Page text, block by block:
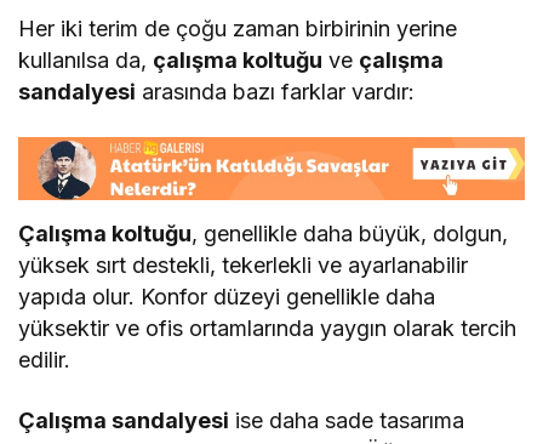
Her iki terim de çoğu zaman birbirinin yerine
kullanılsa da, çalışma koltuğu ve çalışma
sandalyesi arasında bazı farklar vardır:
Çalışma koltuğu, genellikle daha büyük, dolgun,
yüksek sırt destekli, tekerlekli ve ayarlanabilir
yapıda olur. Konfor düzeyi genellikle daha
yüksektir ve ofis ortamlarında yaygın olarak tercih
edilir.
Çalışma sandalyesi ise daha sade tasarıma